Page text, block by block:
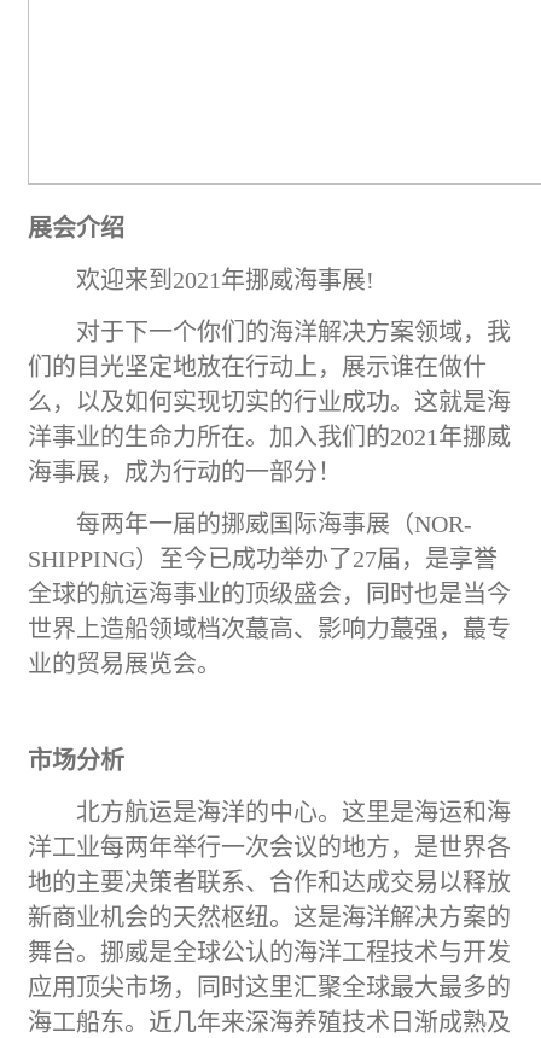
展会介绍
欢迎来到 2021年挪威海事展!
对于下一个你们的海洋解决方案领域，我
们的目光坚定地放在行动上，展示谁在做什
么，以及如何实现切实的行业成功。这就是海
洋事业的生命力所在。加入我们的2021年挪威
海事展，成为行动的一部分！
每两年一届的挪威国际海事展（NOR-
SHIPPING）至今已成功举办了27届，是享誉
全球的航运海事业的顶级盛会，
同时也是当今
世界上造船领域档次蕞高、影响力蕞强 ， 蕞专
业的贸易展览会。
市场分析
北方航运是海洋的中心。这里是海运和海
洋工业每两年举行一次会议的地方，是世界各
地的主要决策者联系、合作和达成交易以释放
新商业机会的天然枢纽。这是海洋解决方案的
舞台。 挪威是全球公认的海洋工程技术与开发
应用顶尖市场，同时这里汇聚全球最大最多的
海工船东。近几年来深海养殖技术日渐成熟及